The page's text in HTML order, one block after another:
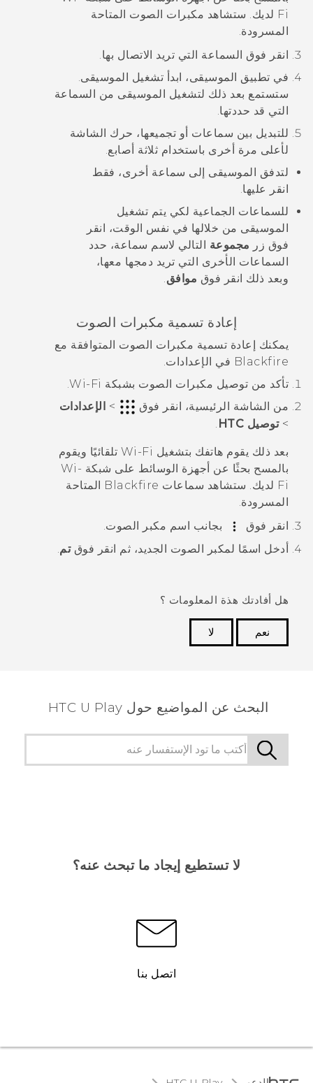
Fi لديك. ستشاهد مكبرات الصوت المتاحة
المسرودة.
انقر فوق السماعة التي تريد الاتصال بها.
في تطبيق الموسيقى، ابدأ تشغيل الموسيقى.
ستستمع بعد ذلك لتشغيل الموسيقى من السماعة
التي قد حددتها.
للتبديل بين سماعات أو تجميعها، حرك الشاشة
لأعلى مرة أخرى باستخدام ثلاثة أصابع.
لتدفق الموسيقى إلى سماعة أخرى، فقط
انقر عليها.
للسماعات الجماعية لكي يتم تشغيل
الموسيقى من خلالها في نفس الوقت، انقر
فوق زر مجموعة التالي لاسم سماعة، حدد
السماعات الأخرى التي تريد دمجها معها،
وبعد ذلك انقر فوق موافق.
إعادة تسمية مكبرات الصوت
يمكنك إعادة تسمية مكبرات الصوت المتوافقة مع
Blackfire في الإعدادات.
تأكد من توصيل مكبرات الصوت بشبكة Wi‍-Fi
.
من الشاشة الرئيسية، انقر فوق > الإعدادات
>توصيل HTC .
بعد ذلك يقوم هاتفك بتشغيل Wi‍-Fi تلقائيًا ويقوم
بالمسح بحثًا عن أجهزة الوسائط على شبكة Wi‍-
Fi لديك. ستشاهد سماعات Blackfire
المتاحة
المسرودة.
انقر فوق
بجانب اسم مكبر الصوت.
أدخل اسمًا لمكبر الصوت الجديد، ثم انقر فوقتم.
هل أفادتك هذة المعلومات ؟
نعم
لا
البحث عن المواضيع حول HTC U Play
لا تستطيع إيجاد ما تبحث عنه؟
اتصل بنا